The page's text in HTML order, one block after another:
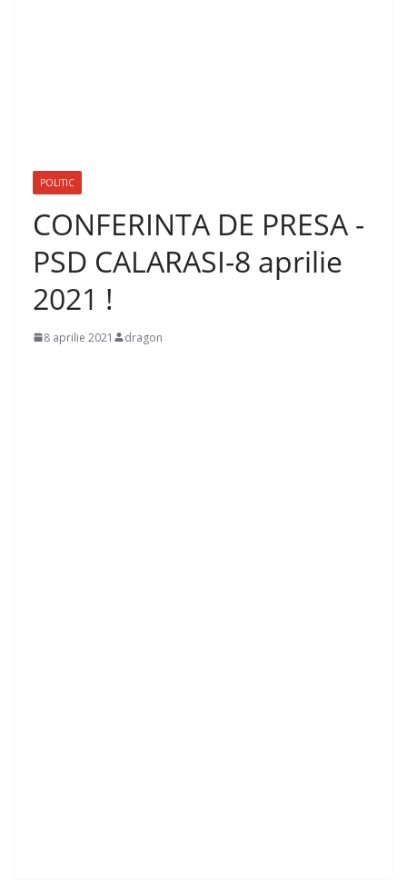
POLITIC
CONFERINTA DE PRESA -
PSD CALARASI-8 aprilie
2021 !
8 aprilie 2021 dragon